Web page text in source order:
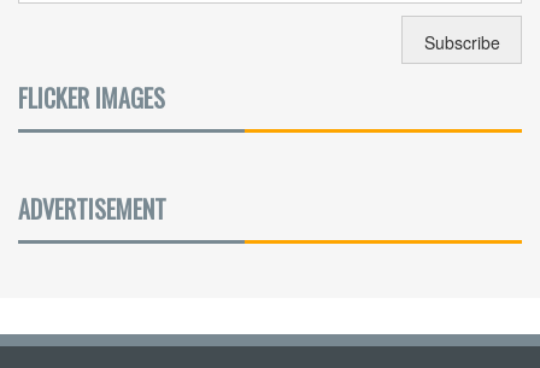
FLICKER IMAGES
ADVERTISEMENT